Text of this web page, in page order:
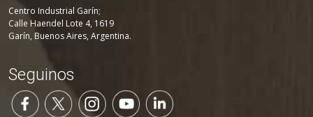
Centro Industrial Garín;
Calle Haendel Lote 4, 1619
Garín, Buenos Aires, Argentina.
Seguinos